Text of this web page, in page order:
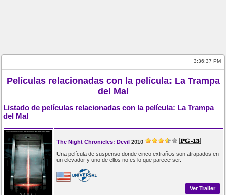
3:36:37 PM
Películas relacionadas con la película: La Trampa
del Mal
Listado de películas relacionadas con la película: La Trampa
del Mal
The Night Chronicles: Devil 2010
Una película de suspenso donde cinco extraños son atrapados en
un elevador y uno de ellos no es lo que parece ser.
Ver Trailer